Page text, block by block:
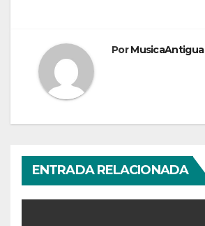
PorMusicaAntigua
ENTRADA RELACIONADA